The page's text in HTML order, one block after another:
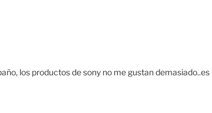
los productos de sony no me gustan demasiado..es